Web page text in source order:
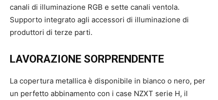
canali di illuminazione RGB e sette canali ventola.
Supporto integrato agli accessori di illuminazione di
produttori di terze parti.
LAVORAZIONE SORPRENDENTE
La copertura metallica è disponibile in bianco o nero, per
un perfetto abbinamento con i case NZXT serie H, il